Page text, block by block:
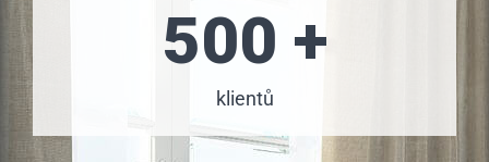
500 +
klientů